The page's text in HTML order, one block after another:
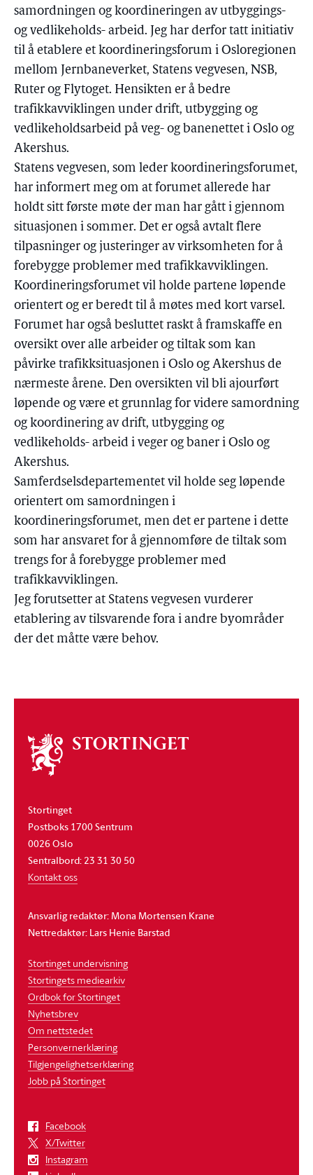
samordningen og koordineringen av utbyggings-
og vedlikeholds- arbeid. Jeg har derfor tatt initiativ
til å etablere et koordineringsforum i Osloregionen
mellom Jernbaneverket, Statens vegvesen, NSB,
Ruter og Flytoget. Hensikten er å bedre
trafikkavviklingen under drift, utbygging og
vedlikeholdsarbeid på veg- og banenettet i Oslo og
Akershus.
Statens vegvesen, som leder koordineringsforumet,
har informert meg om at forumet allerede har
holdt sitt første møte der man har gått i gjennom
situasjonen i sommer. Det er også avtalt flere
tilpasninger og justeringer av virksomheten for å
forebygge problemer med trafikkavviklingen.
Koordineringsforumet vil holde partene løpende
orientert og er beredt til å møtes med kort varsel.
Forumet har også besluttet raskt å framskaffe en
oversikt over alle arbeider og tiltak som kan
påvirke trafikksituasjonen i Oslo og Akershus de
nærmeste årene. Den oversikten vil bli ajourført
løpende og være et grunnlag for videre samordning
og koordinering av drift, utbygging og
vedlikeholds- arbeid i veger og baner i Oslo og
Akershus.
Samferdselsdepartementet vil holde seg løpende
orientert om samordningen i
koordineringsforumet, men det er partene i dette
som har ansvaret for å gjennomføre de tiltak som
trengs for å forebygge problemer med
trafikkavviklingen.
Jeg forutsetter at Statens vegvesen vurderer
etablering av tilsvarende fora i andre byområder
der det måtte være behov.
Om
stortinget
Stortinget
Postboks 1700 Sentrum
0026 Oslo
Sentralbord: 23 31 30 50
Kontakt oss
Ansvarlig redaktør: Mona Mortensen Krane
Nettredaktør: Lars Henie Barstad
Stortinget undervisning
Stortingets mediearkiv
Ordbok for Stortinget
Nyhetsbrev
Om nettstedet
Personvernerklæring
Tilgjengelighetserklæring
Jobb på Stortinget
Facebook
X/Twitter
Instagram